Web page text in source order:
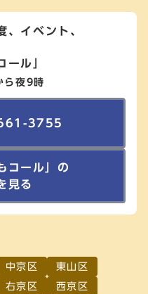
、イベント、
ール」
夜9時
3755
コール」の
見る
中京区
東山区
右京区
西京区